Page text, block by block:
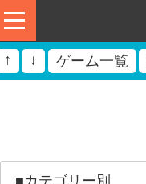
↑ ↓ ゲーム一覧